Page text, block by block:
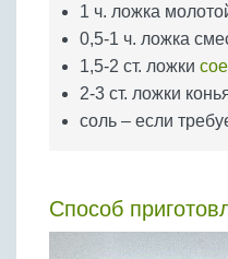
1 ч. ложка
0,5-1 ч. ложка
1,5-2 ст. ложки
2-3 ст. ложки
соль – если
Способ